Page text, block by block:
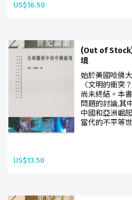
US$16.50
(Out of
境
始於美國哈佛
〈文明的衝突
尚未終結。本
問題的討論,其
中國和亞洲崛
當代的不平等
US$13.50